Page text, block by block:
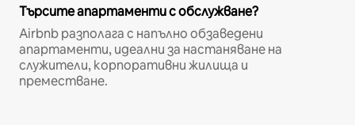
Търсите апартаменти с обслужване?
Airbnb разполага с напълно обзаведени
апартаменти, идеални за настаняване на
служители, корпоративни жилища и
преместване.